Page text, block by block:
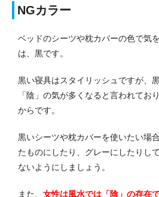
NGカラー
ベッドのシーツや枕カバーの色で気
は、黒です。
黒い寝具はスタイリッシュですが、
「陰」の気が多くなると言われてお
からです。
黒いシーツや枕カバーを使いたい場
たものにしたり、グレーにしたりし
ないようにしましょう。
また、 女性は風水では「陰」の存在